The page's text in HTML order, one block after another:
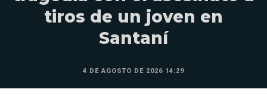
tiros de un joven en
Santaní
4 DE AGOSTO DE 2026 14:29